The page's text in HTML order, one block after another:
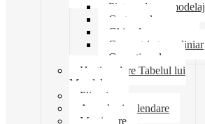
Pictura desen modelaj
Creta scolara
Ghiozdane penare
Geometrie trusa liniar
Coperti scolare
Harti scolare Tabelul lui
Mendeleev
Plicuri
Agende si calendare
Martisoare